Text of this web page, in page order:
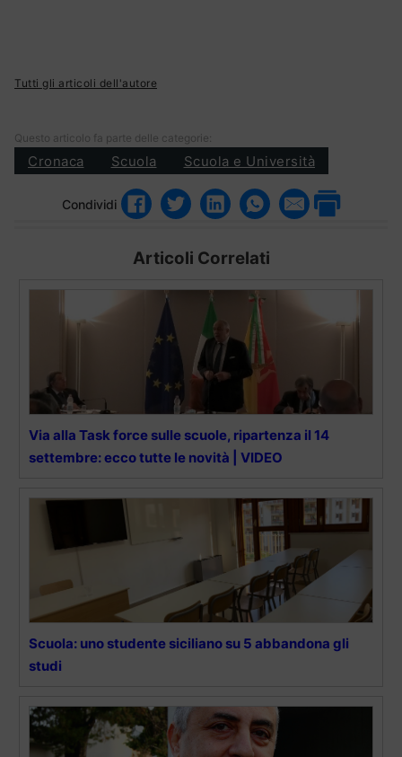
Tutti gli articoli dell'autore
Questo articolo fa parte delle categorie:
Cronaca Scuola Scuola e Università
Condividi
Articoli Correlati
Via alla Task force sulle scuole, ripartenza il 14
settembre: ecco tutte le novità | VIDEO
Scuola: uno studente siciliano su 5 abbandona gli
studi